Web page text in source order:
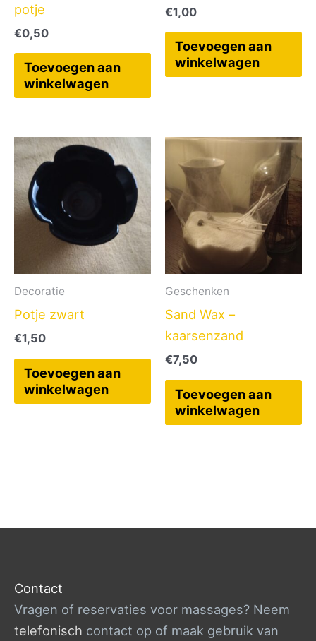
potje
€0,50
Toevoegen aan
winkelwagen
€1,00
Toevoegen aan
winkelwagen
Decoratie
Potje zwart
€1,50
Toevoegen aan
winkelwagen
Geschenken
Sand Wax –
kaarsenzand
€7,50
Toevoegen aan
winkelwagen
Contact
Vragen of reservaties voor massages? Neem
telefonisch contact op of maak gebruik van